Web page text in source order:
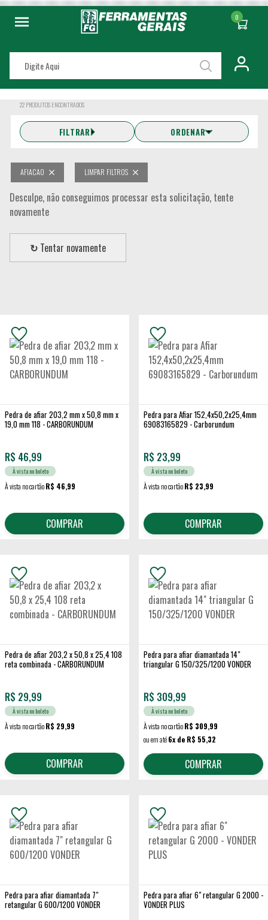
0
22 PRODUTOS ENCONTRADOS
FILTRAR ORDENAR
AFIACAO LIMPAR FILTROS
Desculpe, não conseguimos processar esta solicitação, tente
novamente
↻ Tentar novamente
Pedra de afiar 203,2 mm x 50,8 mm x
19,0 mm 118 - CARBORUNDUM
R$ 46,99
À vista no boleto
À vista no cartãoR$ 46,99
COMPRAR
Pedra para Afiar 152,4x50,2x25,4mm
69083165829 - Carborundum
R$ 23,99
À vista no boleto
À vista no cartãoR$ 23,99
COMPRAR
Pedra de afiar 203,2 x 50,8 x 25,4 108
reta combinada - CARBORUNDUM
R$ 29,99
À vista no boleto
À vista no cartãoR$ 29,99
COMPRAR
Pedra para afiar diamantada 14"
triangular G 150/325/1200 VONDER
R$ 309,99
À vista no boleto
À vista no cartãoR$ 309,99
ou em até6x de R$ 55,32
COMPRAR
Pedra para afiar diamantada 7"
retangular G 600/1200 VONDER
Pedra para afiar 6" retangular G 2000 -
VONDER PLUS